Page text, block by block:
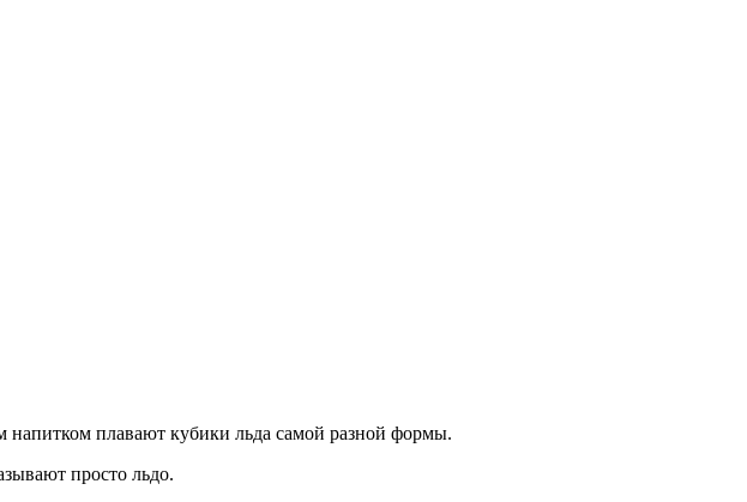
плавают кубики льда самой разной формы.
просто льдо.